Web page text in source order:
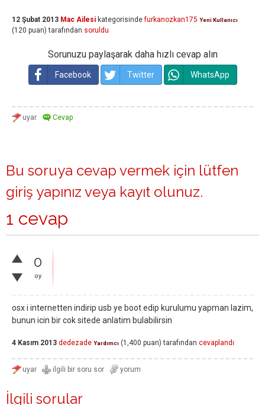
12 Şubat 2013 Mac Ailesi kategorisinde furkanozkan175 Yeni Kullanıcı
(120 puan) tarafından soruldu
Sorunuzu paylaşarak daha hızlı cevap alın
Facebook Twitter WhatsApp
Bu soruya cevap vermek için lütfen
giriş yapınız veya kayıt olunuz.
1 cevap
0
oy
osx i internetten indirip usb ye boot edip kurulumu yapman lazim,
bunun icin bir cok sitede anlatim bulabilirsin
4 Kasım 2013 dedezade Yardımcı (1,400 puan) tarafından cevaplandı
İlgili sorular